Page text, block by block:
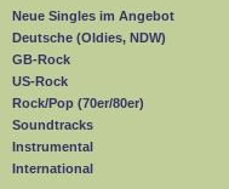
Neue Singles im Angebot
Deutsche (Oldies, NDW)
GB-Rock
US-Rock
Rock/Pop (70er/80er)
Soundtracks
Instrumental
International